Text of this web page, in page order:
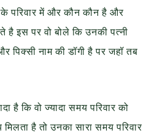
परिवार में और कौन कौन है और
है इस पर वो बोले कि उनकी पत्नी
पिक्सी नाम की डॉगी है पर जहॉ तब
है कि वो ज्यादा समय परिवार को
है तो उनका सारा समय परिवार